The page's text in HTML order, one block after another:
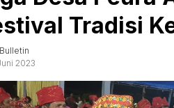
Tradisi
2023